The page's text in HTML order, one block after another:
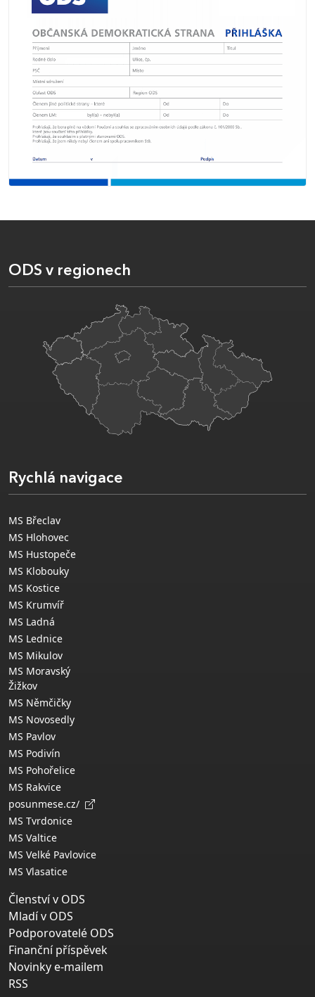
ODS v regionech
Rychlá navigace
MS Břeclav
MS Hlohovec
MS Hustopeče
MS Klobouky
MS Kostice
MS Krumvíř
MS Ladná
MS Lednice
MS Mikulov
MS Moravský
Žižkov
MS Němčičky
MS Novosedly
MS Pavlov
MS Podivín
MS Pohořelice
MS Rakvice
posunmese.cz/
MS Tvrdonice
MS Valtice
MS Velké Pavlovice
MS Vlasatice
Členství v ODS
Mladí v ODS
Podporovatelé ODS
Finanční příspěvek
Novinky e-mailem
RSS